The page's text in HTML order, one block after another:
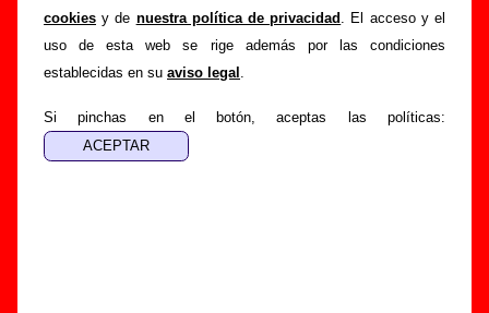
cookies y de nuestra política de privacidad . El acceso y el
uso de esta web se rige además por las condiciones
establecidas en su aviso legal .
Si pinchas en el botón, aceptas las políticas:
guialven@musicoscopio.com.Gracias por tu
colaboración.
Nombre: